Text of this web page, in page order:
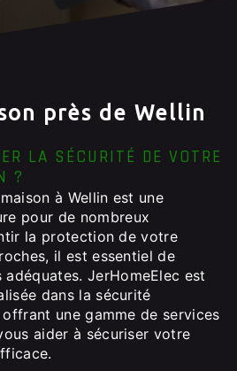
près de Wellin
LA SÉCURITÉ DE VOTRE
?
à Wellin est une
pour de nombreux
la protection de votre
il est essentiel de
adéquates. JerHomeElec est
dans la sécurité
une gamme de services
aider à sécuriser votre